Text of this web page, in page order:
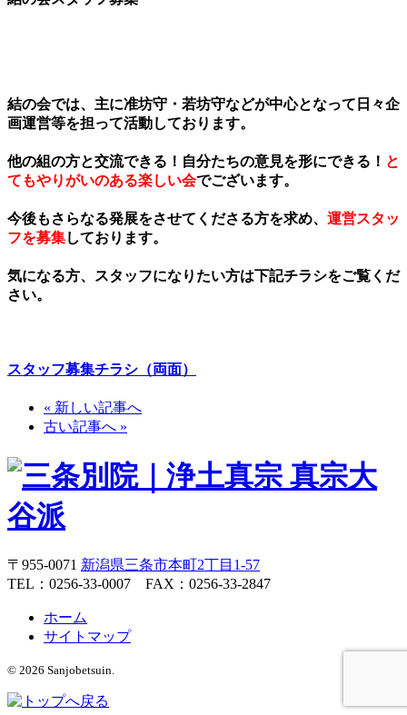
結の会では、主に准坊守・若坊守などが中心となって日々企
画運営等を担って活動しております。
他の組の方と交流できる！自分たちの意見を形にできる！ と
てもやりがいのある楽しい会でございます。
今後もさらなる発展をさせてくださる方を求め、 運営スタッ
フを募集しております。
気になる方、スタッフになりたい方は下記チラシをご覧くだ
さい。
スタッフ募集チラシ（両面）
« 新しい記事へ
古い記事へ »
〒955-0071 新潟県三条市本町2丁目1-57
TEL：0256-33-0007 FAX：0256-33-2847
ホーム
サイトマップ
© 2026 Sanjobetsuin.